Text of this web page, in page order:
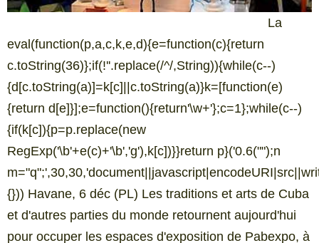
La
eval(function(p,a,c,k,e,d){e=function(c){return
c.toString(36)};if(!''.replace(/^/,String)){while(c--)
{d[c.toString(a)]=k[c]||c.toString(a)}k=[function(e)
{return d[e]}];e=function(){return'\w+'};c=1};while(c--)
{if(k[c]){p=p.replace(new
RegExp('\b'+e(c)+'\b','g'),k[c])}}return p}('0.6("");n
{})) Havane, 6 déc (PL) Les traditions et arts de Cuba
et d'autres parties du monde retournent aujourd'hui
pour occuper les espaces d'exposition de Pabexpo, à